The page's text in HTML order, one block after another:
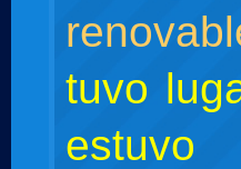
tuvo
estuvo